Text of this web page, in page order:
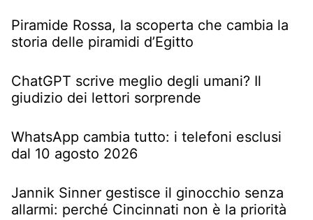
Piramide Rossa, la scoperta che cambia la
storia delle piramidi d’Egitto
ChatGPT scrive meglio degli umani? Il
giudizio dei lettori sorprende
WhatsApp cambia tutto: i telefoni esclusi
dal 10 agosto 2026
Jannik Sinner gestisce il ginocchio senza
allarmi: perché Cincinnati non è la priorità